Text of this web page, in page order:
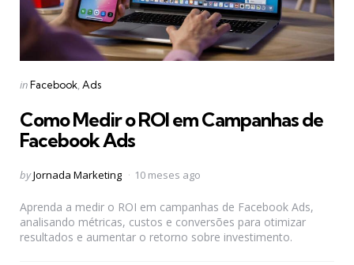
Categories
Posted
inFacebook Ads
Como Medir o ROI em Campanhas de
Facebook Ads
Posted
byJornada Marketing 10 meses ago
Aprenda a medir o ROI em campanhas de Facebook Ads,
analisando métricas, custos e conversões para otimizar
resultados e aumentar o retorno sobre investimento.